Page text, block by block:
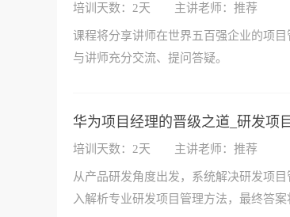
培训天数：2天 主讲老师：推荐
课程将分享讲师在世界五百强企业的项
与讲师充分交流、提问答疑。
华为项目经理的晋级之道_研发项
培训天数：2天 主讲老师：推荐
从产品研发角度出发，系统解决研发项
入解析专业研发项目管理方法，最终答案